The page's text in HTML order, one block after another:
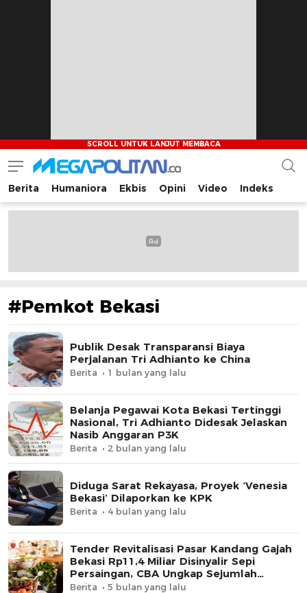
Megapolitan.co
Menyajikan berita-berita fakta bagi pembaca
Berita Humaniora Ekbis Opini Video Indeks
#Pemkot Bekasi
Publik Desak Transparansi Biaya
Perjalanan Tri Adhianto ke China
Berita 1 bulan yang lalu
Belanja Pegawai Kota Bekasi Tertinggi
Nasional, Tri Adhianto Didesak Jelaskan
Nasib Anggaran P3K
Berita 2 bulan yang lalu
Diduga Sarat Rekayasa, Proyek ‘Venesia
Bekasi’ Dilaporkan ke KPK
Berita 4 bulan yang lalu
Tender Revitalisasi Pasar Kandang Gajah
Bekasi Rp11,4 Miliar Disinyalir Sepi
Persaingan, CBA Ungkap Sejumlah
Indikator
Berita 5 bulan yang lalu